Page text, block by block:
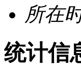
所在
统计信